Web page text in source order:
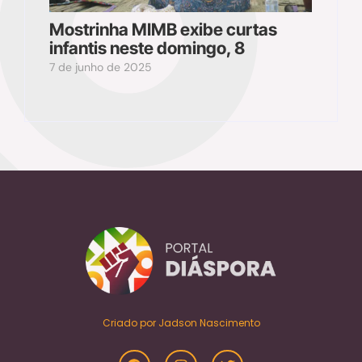
Mostrinha MIMB exibe curtas
infantis neste domingo, 8
7 de junho de 2025
Criado por Jadson Nascimento